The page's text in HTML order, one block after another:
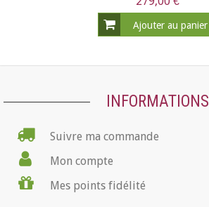
Ajouter au panier
INFORMATIONS
Suivre ma commande
Mon compte
Mes points fidélité